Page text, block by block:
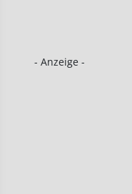
- Anzeige -